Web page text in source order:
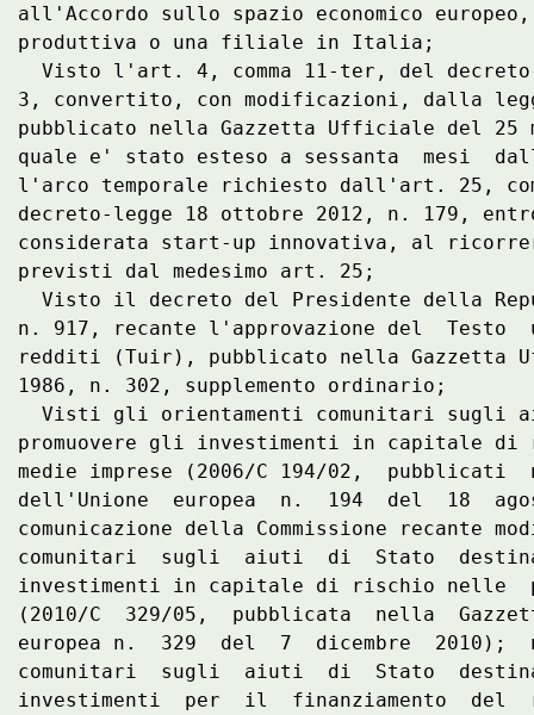
all'Accordo sullo spazio economico
produttiva o una filiale in Italia;
Visto l'art. 4, comma 11-ter, del
3, convertito, con modificazioni, dalla
pubblicato nella Gazzetta Ufficiale del 25
quale e' stato esteso a sessanta  mesi
l'arco temporale richiesto dall'art. 25,
decreto-legge 18 ottobre 2012, n. 179,
considerata start-up innovativa, al
previsti dal medesimo art. 25;
Visto il decreto del Presidente della
n. 917, recante l'approvazione del  Testo
redditi (Tuir), pubblicato nella Gazzetta
1986, n. 302, supplemento ordinario;
Visti gli orientamenti comunitari sugli
promuovere gli investimenti in capitale
medie imprese (2006/C 194/02,
dell'Unione  europea  n.  194  del  18
comunicazione della Commissione recante
comunitari  sugli  aiuti  di  Stato
investimenti in capitale di rischio nelle
(2010/C  329/05,  pubblicata  nella
europea n.  329  del  7  dicembre  2010);
comunitari  sugli  aiuti  di  Stato
investimenti  per  il  finanziamento  del